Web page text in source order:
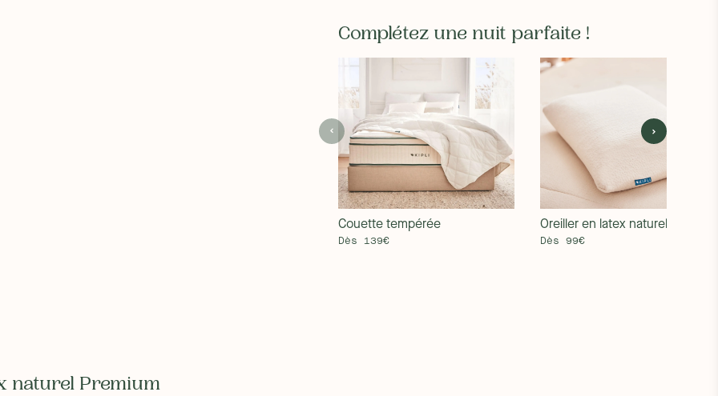
Complétez une nuit parfaite !
Couette tempérée
Dès 139€
Oreiller en latex naturel
Dès 99€
naturel Premium